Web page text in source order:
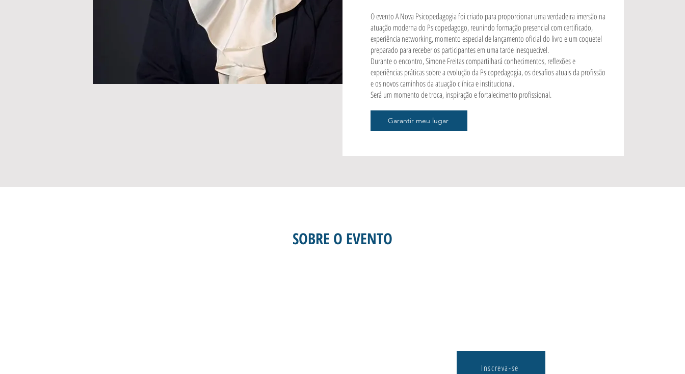
O evento A Nova Psicopedagogia foi criado para proporcionar uma verdadeira imersão na
atuação moderna do Psicopedagogo, reunindo formação presencial com certificado,
experiência networking, momento especial de lançamento oficial do livro e um coquetel
preparado para receber os participantes em uma tarde inesquecível.
Durante o encontro, Simone Freitas compartilhará conhecimentos, reflexões e
experiências práticas sobre a evolução da Psicopedagogia, os desafios atuais da profissão
e os novos caminhos da atuação clínica e institucional.
Será um momento de troca, inspiração e fortalecimento profissional.
Garantir meu lugar
SOBRE O EVENTO
Inscreva-se